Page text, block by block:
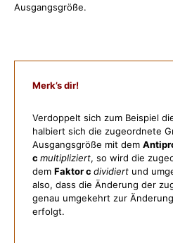
Ausgangsgröße.
Merk’s dir!
Verdoppelt sich zum Beispiel
halbiert sich die zugeordnete
Ausgangsgröße mit dem
c multipliziert, so wird die
dem Faktor c dividiert und
also, dass die Änderung der
genau umgekehrt zur
erfolgt.